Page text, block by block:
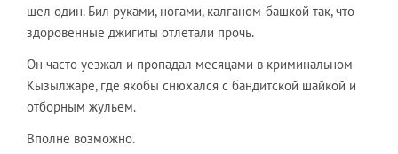
шел один. Бил руками, ногами, калганом-башкой так, что
здоровенные джигиты отлетали прочь.
Он часто уезжал и пропадал месяцами в криминальном
Кызылжаре, где якобы снюхался с бандитской шайкой и
отборным жульем.
Вполне возможно.